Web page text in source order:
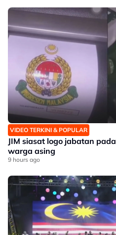
VIDEO TERKINI & POPULAR
JIM siasat logo jabatan
warga asing
9 hours ago